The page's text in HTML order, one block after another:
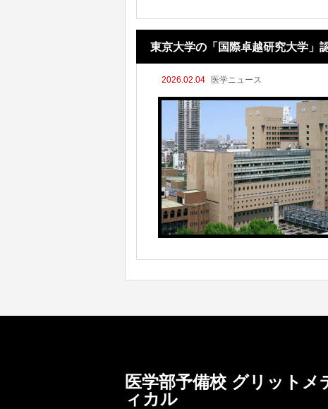
東京大学の「国際卓越研究大学」
2026.02.04 医学ニュース
医学部予備校 グリットメ
ィカル